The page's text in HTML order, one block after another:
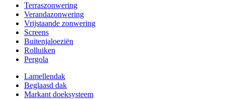
Terraszonwering
Verandazonwering
Vrijstaande zonwering
Screens
Buitenjaloeziën
Rolluiken
Pergola
Lamellendak
Beglaasd dak
Markant doeksysteem